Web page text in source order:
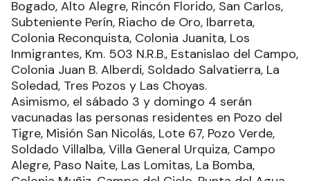
Bogado, Alto Alegre, Rincón Florido, San Carlos,
Subteniente Perín, Riacho de Oro, Ibarreta,
Colonia Reconquista, Colonia Juanita, Los
Inmigrantes, Km. 503 N.R.B., Estanislao del Campo,
Colonia Juan B. Alberdi, Soldado Salvatierra, La
Soledad, Tres Pozos y Las Choyas.
Asimismo, el sábado 3 y domingo 4 serán
vacunadas las personas residentes en Pozo del
Tigre, Misión San Nicolás, Lote 67, Pozo Verde,
Soldado Villalba, Villa General Urquiza, Campo
Alegre, Paso Naite, Las Lomitas, La Bomba,